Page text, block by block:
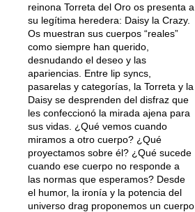
reinona Torreta del Oro os presenta a
su legítima heredera: Daisy la Crazy.
Os muestran sus cuerpos “reales”
como siempre han querido,
desnudando el deseo y las
apariencias. Entre lip syncs,
pasarelas y categorías, la Torreta y la
Daisy se desprenden del disfraz que
les confeccionó la mirada ajena para
sus vidas. ¿Qué vemos cuando
miramos a otro cuerpo? ¿Qué
proyectamos sobre él? ¿Qué sucede
cuando ese cuerpo no responde a
las normas que esperamos? Desde
el humor, la ironía y la potencia del
universo drag proponemos un cuerpo